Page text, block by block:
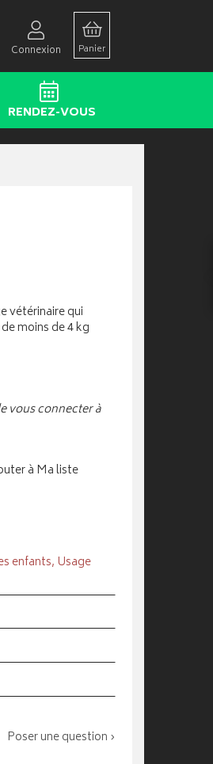
Connexion Panier
RENDEZ-VOUS
vétérinaire qui
moins de 4 kg
vous connecter à
à Ma liste
enfants, Usage
Poser une question ›